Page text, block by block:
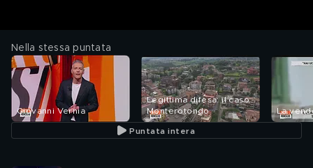
Nella stessa puntata
Giovanni Vernia
Legittima difesa: il caso
Monterotondo
La
Puntata intera